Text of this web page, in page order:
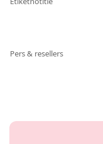
Pers & resellers